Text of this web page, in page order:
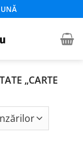
„CARTE